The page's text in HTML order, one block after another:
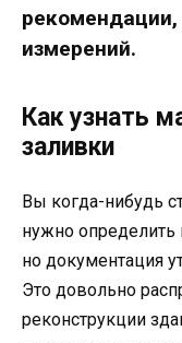
измерений.
Как узнать
заливки
Вы когда-нибудь
нужно определить
но документация
Это довольно
реконструкции